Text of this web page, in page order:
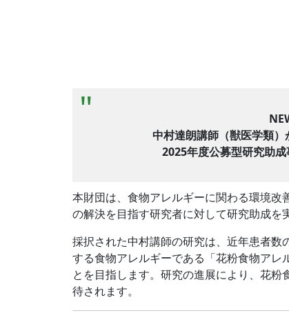
中村達朗講師（獣医学類）
2025年度公募型研究助
本財団は、 食物アレルギーに関わる環境改
の解決を目指す研究者に対して研究助成を
採択された中村講師の研究は、 近年患者数
する食物アレルギーである「花粉食物アレ
とを目指します。 研究の進展により、 花粉
待されます。